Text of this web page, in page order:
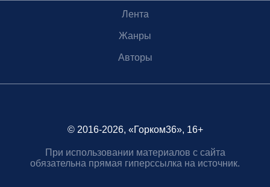
Лента
Жанры
Авторы
© 2016-2026, «Горком36», 16+
При использовании материалов с сайта
обязательна прямая гиперссылка на источник.